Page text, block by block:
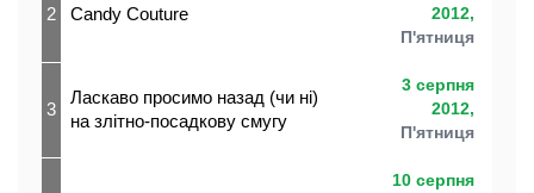
2 Candy Couture
2012,
П'ятниця
3
Ласкаво просимо назад (чи ні)
на злітно-посадкову смугу
3 серпня
2012,
П'ятниця
10 серпня